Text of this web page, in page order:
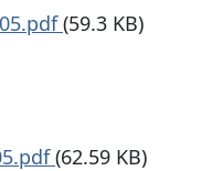
(59.3 KB)
(62.59 KB)